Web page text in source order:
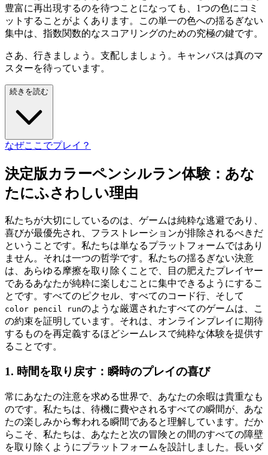
豊富に再出現するのを待つことになっても、1つの色にコミ
ットすることがよくあります。この単一の色への揺るぎない
集中は、指数関数的なスコアリングのための究極の鍵です。
さあ、行きましょう。支配しましょう。キャンバスは真のマ
スターを待っています。
続きを読む
なぜここでプレイ？
決定版カラーペンシルラン体験：あな
たにふさわしい理由
私たちが大切にしているのは、ゲームは純粋な逃避であり、
喜びが最優先され、フラストレーションが排除されるべきだ
ということです。私たちは単なるプラットフォームではあり
ません。それは一つの哲学です。私たちの揺るぎない決意
は、あらゆる摩擦を取り除くことで、目の肥えたプレイヤー
であるあなたが純粋に楽しむことに集中できるようにするこ
とです。すべてのピクセル、すべてのコード行、そして
color pencil runのような厳選されたすべてのゲームは、こ
の約束を証明しています。それは、オンラインプレイに期待
するものを再定義するほどシームレスで純粋な体験を提供す
ることです。
1. 時間を取り戻す：瞬時のプレイの喜び
常にあなたの注意を求める世界で、あなたの余暇は貴重なも
のです。私たちは、待機に費やされるすべての瞬間が、あな
たの楽しみから奪われる瞬間であると理解しています。だか
らこそ、私たちは、あなたと次の冒険との間のすべての障壁
を取り除くようにプラットフォームを設計しました。長いダ